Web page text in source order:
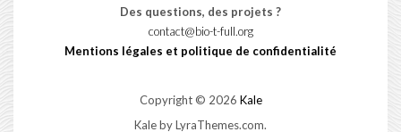
Des questions, des projets ?
contact@bio-t-full.org
Mentions légales et politique de confidentialité
Copyright © 2026 Kale
Kaleby LyraThemes.com.